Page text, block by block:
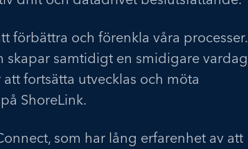
förbättra och förenkla våra processer.
samtidigt en smidigare vardag
fortsätta utvecklas och möta
ShoreLink.
som har lång erfarenhet av att